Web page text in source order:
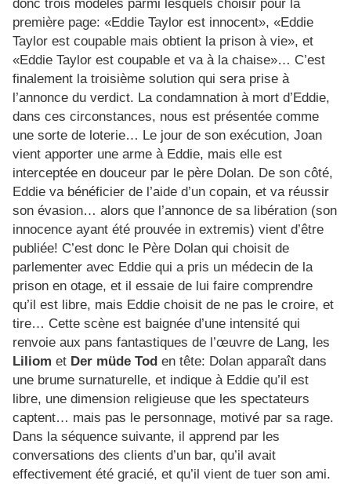
donc trois modèles parmi lesquels choisir pour la
première page: «Eddie Taylor est innocent», «Eddie
Taylor est coupable mais obtient la prison à vie», et
«Eddie Taylor est coupable et va à la chaise»… C’est
finalement la troisième solution qui sera prise à
l’annonce du verdict. La condamnation à mort d’Eddie,
dans ces circonstances, nous est présentée comme
une sorte de loterie… Le jour de son exécution, Joan
vient apporter une arme à Eddie, mais elle est
interceptée en douceur par le père Dolan. De son côté,
Eddie va bénéficier de l’aide d’un copain, et va réussir
son évasion… alors que l’annonce de sa libération (son
innocence ayant été prouvée in extremis) vient d’être
publiée! C’est donc le Père Dolan qui choisit de
parlementer avec Eddie qui a pris un médecin de la
prison en otage, et il essaie de lui faire comprendre
qu’il est libre, mais Eddie choisit de ne pas le croire, et
tire… Cette scène est baignée d’une intensité qui
renvoie aux pans fantastiques de l’œuvre de Lang, les
Liliom et Der müde Tod en tête: Dolan apparaît dans
une brume surnaturelle, et indique à Eddie qu’il est
libre, une dimension religieuse que les spectateurs
captent… mais pas le personnage, motivé par sa rage.
Dans la séquence suivante, il apprend par les
conversations des clients d’un bar, qu’il avait
effectivement été gracié, et qu’il vient de tuer son ami.